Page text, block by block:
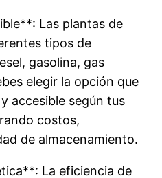
Las plantas de
tipos de
gasolina, gas
elegir la opción que
accesible según tus
costos,
de almacenamiento.
La eficiencia de